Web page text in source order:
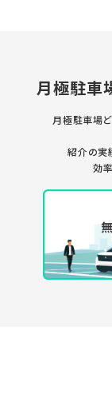
月極駐車
月極駐車場
紹介の実
効